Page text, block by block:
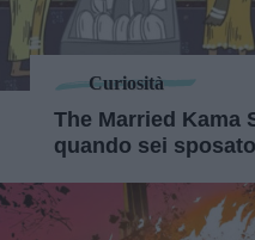
Curiosità
The Married Kama
quando sei